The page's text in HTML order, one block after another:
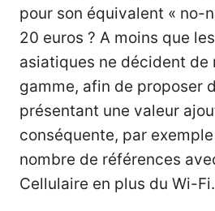
pour son équivalent « no-
20 euros ? A moins que
asiatiques ne décident de
gamme, afin de proposer
présentant une valeur
conséquente, par
nombre de références
Cellulaire en plus du Wi-Fi.